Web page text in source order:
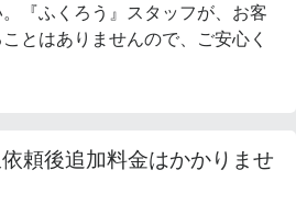
『ふくろう』スタッフが、お客
とはありませんので、ご安心く
頼後追加料金はかかりませ